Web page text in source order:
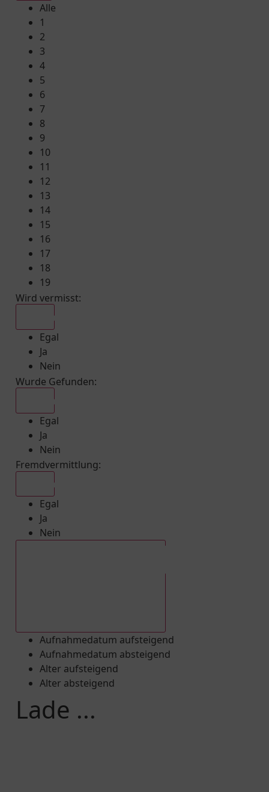
Alle
1
2
3
4
5
6
7
8
9
10
11
12
13
14
15
16
17
18
19
Wird vermisst:
Egal
Ja
Nein
Wurde Gefunden:
Egal
Ja
Nein
Fremdvermittlung:
Egal
Ja
Nein
Aufnahmedatum aufsteigend
Aufnahmedatum absteigend
Alter aufsteigend
Alter absteigend
Lade ...